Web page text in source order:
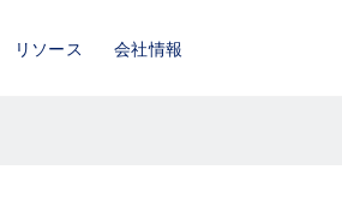
リソース 会社情報